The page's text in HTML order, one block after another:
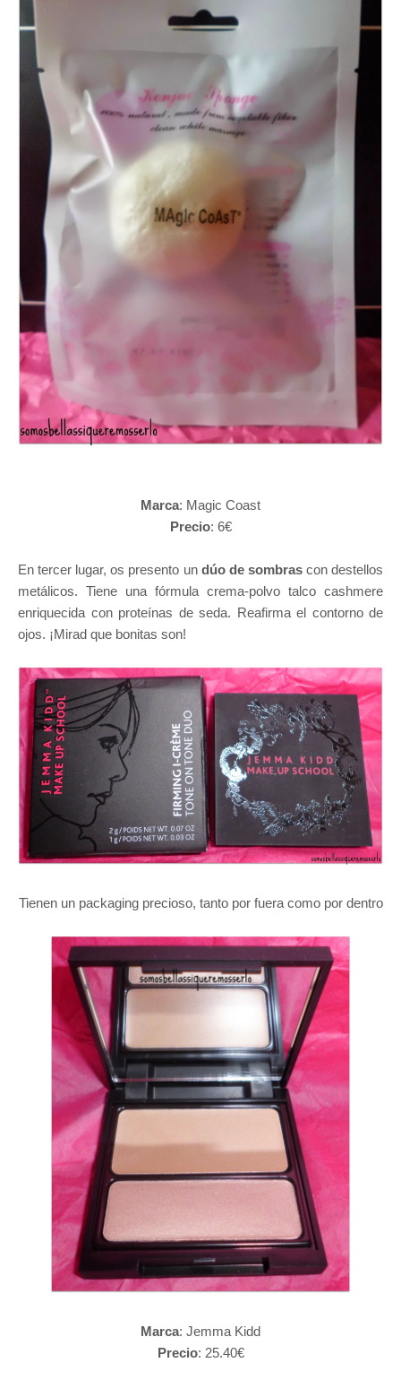
Marca: Magic Coast
Precio: 6€
En tercer lugar, os presento un dúo de sombrascon destellos
metálicos. Tiene una fórmula crema-polvo talco cashmere
enriquecida con proteínas de seda. Reafirma el contorno de
ojos. ¡Mirad que bonitas son!
Tienen un packaging precioso, tanto por fuera como por dentro
Marca: Jemma Kidd
Precio: 25.40€